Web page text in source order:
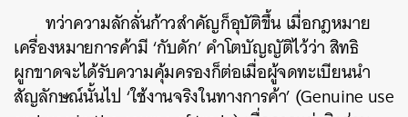
ทว่าความลักลั่นก้าวสำคัญก็อุบัติขึ้น เมื่อกฎหมาย
เครื่องหมายการค้ามี ‘กับดัก’ คำโตบัญญัติไว้ว่า สิทธิ
ผูกขาดจะได้รับความคุ้มครองก็ต่อเมื่อผู้จดทะเบียนนำ
สัญลักษณ์นั้นไป ‘ใช้งานจริงในทางการค้า’ (Genuine use